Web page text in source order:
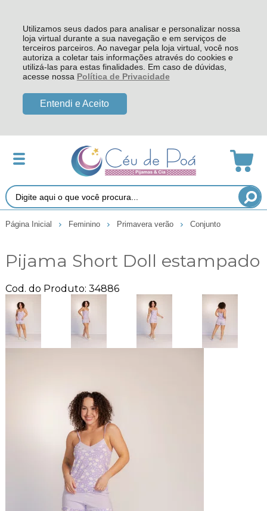
Utilizamos seus dados para analisar e personalizar nossa
loja virtual durante a sua navegação e em serviços de
terceiros parceiros. Ao navegar pela loja virtual, você nos
autoriza a coletar tais informações através do cookies e
utilizá-las para estas finalidades. Em caso de dúvidas,
acesse nossa Política de Privacidade
Entendi e Aceito
Página Inicial Feminino Primavera verão Conjunto
Pijama Short Doll estampado
Cod. do Produto: 34886